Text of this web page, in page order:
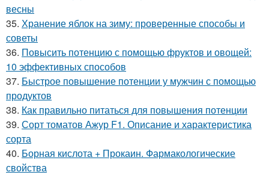
весны
35. Хранение яблок на зиму: проверенные способы и
советы
36. Повысить потенцию с помощью фруктов и овощей:
10 эффективных способов
37. Быстрое повышение потенции у мужчин с помощью
продуктов
38. Как правильно питаться для повышения потенции
39. Сорт томатов Ажур F1. Описание и характеристика
сорта
40. Борная кислота + Прокаин. Фармакологические
свойства